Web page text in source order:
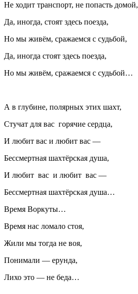
Не ходит транспорт, не попасть домой,
Да, иногда, стоят здесь поезда,
Но мы живём, сражаемся с судьбой,
Да, иногда стоят здесь поезда,
Но мы живём, сражаемся с судьбой…
А в глубине, полярных этих шахт,
Стучат для вас горячие сердца,
И любит вас и любит вас —
Бессмертная шахтёрская душа,
И любит вас и любит вас —
Бессмертная шахтёрская душа…
Время Воркуты…
Время нас ломало стоя,
Жили мы тогда не воя,
Понимали — ерунда,
Лихо это — не беда…